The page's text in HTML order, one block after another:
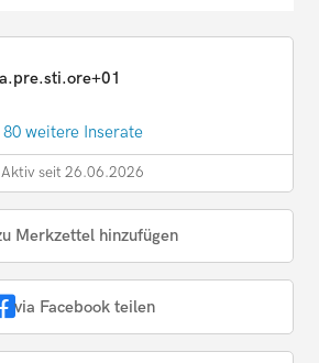
80 weitere Inserate
Aktiv seit 26.06.2026
Merkzettel hinzufügen
via Facebook teilen